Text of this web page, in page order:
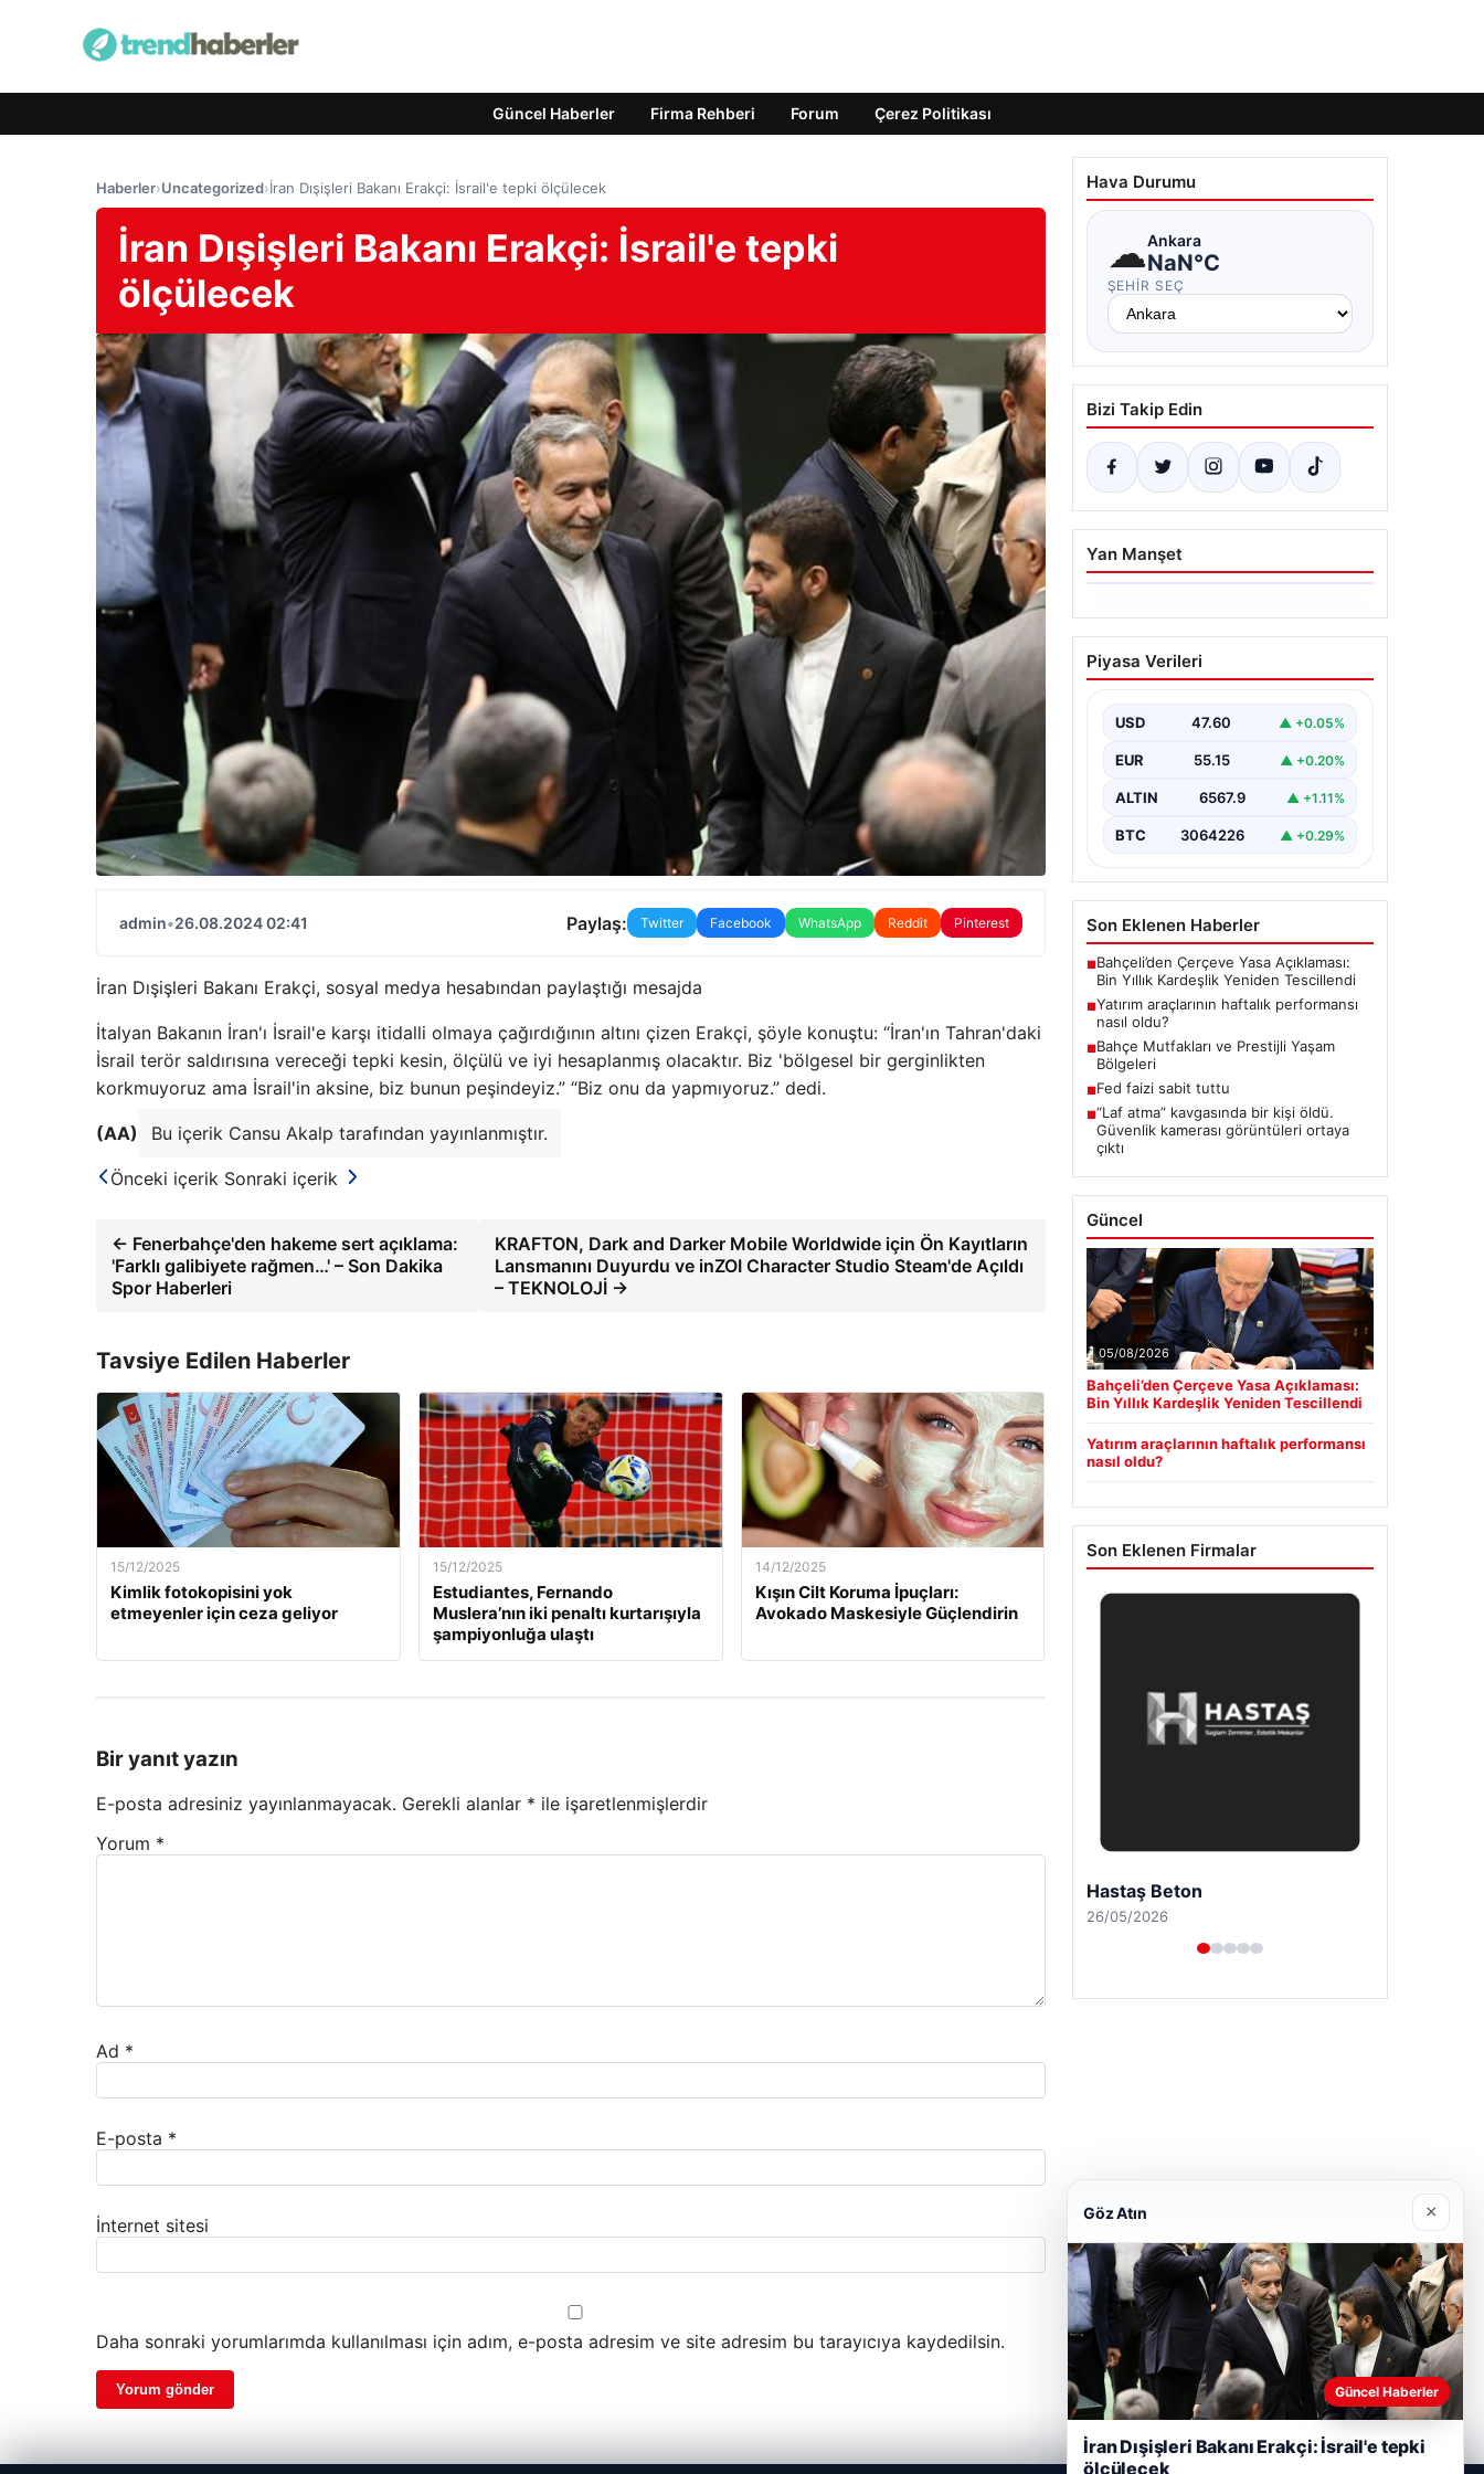
Güncel Haberler Firma Rehberi Forum Çerez Politikası
Haberler›Uncategorized›İran Dışişleri Bakanı Erakçi: İsrail'e tepki ölçülecek
İran Dışişleri Bakanı Erakçi: İsrail'e tepki
ölçülecek
admin•26.08.2024 02:41 Paylaş: Twitter Facebook WhatsApp Reddit Pinterest
İran Dışişleri Bakanı Erakçi, sosyal medya hesabından paylaştığı mesajda
İtalyan Bakanın İran'ı İsrail'e karşı itidalli olmaya çağırdığının altını çizen Erakçi, şöyle konuştu: “İran'ın Tahran'daki
İsrail terör saldırısına vereceği tepki kesin, ölçülü ve iyi hesaplanmış olacaktır. Biz 'bölgesel bir gerginlikten
korkmuyoruz ama İsrail'in aksine, biz bunun peşindeyiz.” “Biz onu da yapmıyoruz.” dedi.
(AA) Bu içerik Cansu Akalp tarafından yayınlanmıştır.
Önceki içerik Sonraki içerik
← Fenerbahçe'den hakeme sert açıklama:
'Farklı galibiyete rağmen…' – Son Dakika
Spor Haberleri
KRAFTON, Dark and Darker Mobile Worldwide için Ön Kayıtların
Lansmanını Duyurdu ve inZOI Character Studio Steam'de Açıldı
– TEKNOLOJİ →
Tavsiye Edilen Haberler
15/12/2025
Kimlik fotokopisini yok
etmeyenler için ceza geliyor
15/12/2025
Estudiantes, Fernando
Muslera’nın iki penaltı kurtarışıyla
şampiyonluğa ulaştı
14/12/2025
Kışın Cilt Koruma İpuçları:
Avokado Maskesiyle Güçlendirin
Bir yanıt yazın
E-posta adresiniz yayınlanmayacak. Gerekli alanlar * ile işaretlenmişlerdir
Yorum *
Ad *
E-posta *
İnternet sitesi
Daha sonraki yorumlarımda kullanılması için adım, e-posta adresim ve site adresim bu tarayıcıya kaydedilsin.
Hava Durumu
☁Ankara
NaN°C
ŞEHIR SEÇ
Bizi Takip Edin
Yan Manşet
05.08.2026
Yatırım araçlarının
haftalık performansı
{“title”: “Yatırım Araçlarının Haftalık
Bir haftalık zaman diliminde finans
Piyasa Verileri
USD 47.60 ▲ +0.05%
EUR 55.15 ▲ +0.20%
ALTIN 6567.9 ▲ +1.11%
BTC 3064226 ▲ +0.29%
Son Eklenen Haberler
■Bahçeli’den Çerçeve Yasa Açıklaması:
Bin Yıllık Kardeşlik Yeniden Tescillendi
■Yatırım araçlarının haftalık performansı
nasıl oldu?
■Bahçe Mutfakları ve Prestijli Yaşam
Bölgeleri
■Fed faizi sabit tuttu
■“Laf atma” kavgasında bir kişi öldü.
Güvenlik kamerası görüntüleri ortaya
çıktı
Güncel
05/08/2026
Bahçeli’den Çerçeve Yasa Açıklaması:
Bin Yıllık Kardeşlik Yeniden Tescillendi
Yatırım araçlarının haftalık performansı
nasıl oldu?
Son Eklenen Firmalar
Prenses Night Club
29/04/2026
Göz Atın ×
Güncel Haberler
İran Dışişleri Bakanı Erakçi: İsrail'e tepki
ölçülecek